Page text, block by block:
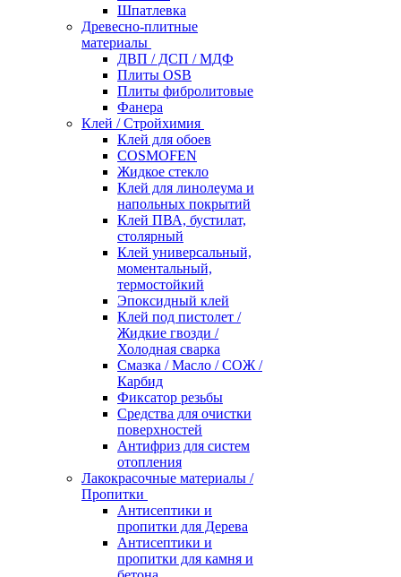
Шпатлевка
Древесно-плитные
материалы
ДВП / ДСП / МДФ
Плиты OSB
Плиты фибролитовые
Фанера
Клей / Стройхимия
Клей для обоев
COSMOFEN
Жидкое стекло
Клей для линолеума и
напольных покрытий
Клей ПВА, бустилат,
столярный
Клей универсальный,
моментальный,
термостойкий
Эпоксидный клей
Клей под пистолет /
Жидкие гвозди /
Холодная сварка
Смазка / Масло / СОЖ /
Карбид
Фиксатор резьбы
Средства для очистки
поверхностей
Антифриз для систем
отопления
Лакокрасочные материалы /
Пропитки
Антисептики и
пропитки для Дерева
Антисептики и
пропитки для камня и